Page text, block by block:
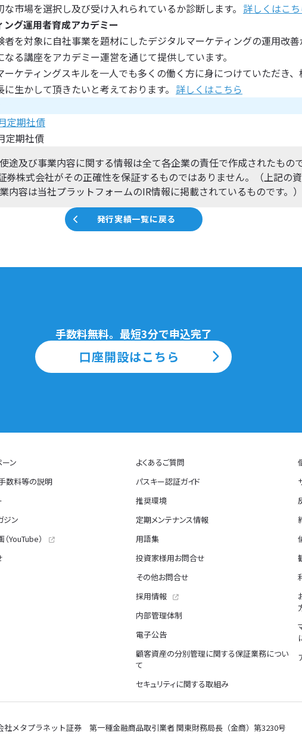
な市場を選択し及び受け入れられているか診断します。 詳しくはこち
ング運用者育成アカデミー
者を対象に自社事業を題材にしたデジタルマーケティングの運用改善
なる講座をアカデミー運営を通じて提供しています。
ーケティングスキルを一人でも多くの働く方に身につけていただき、
に生かして頂きたいと考えております。 詳しくはこちら
定期社債
定期社債
途及び事業内容に関する情報は全て各企業の責任で作成されたもの
券株式会社がその正確性を保証するものではありません。（上記の
内容は当社プラットフォームのIR情報に掲載されているものです。）
発行実績一覧に戻る
手数料無料。最短3分で申込完了
口座開設はこちら
ーン
手数料等の説明
ジン
YouTube）
よくあるご質問
パスキー認証ガイド
推奨環境
定期メンテナンス情報
用語集
投資家様用お問合せ
その他お問合せ
採用情報
内部管理体制
電子公告
顧客資産の分別管理に関する保証業務につい
て
セキュリティに関する取組み
社メタプラネット証券 第一種金融商品取引業者 関東財務局長（金商）第3230号